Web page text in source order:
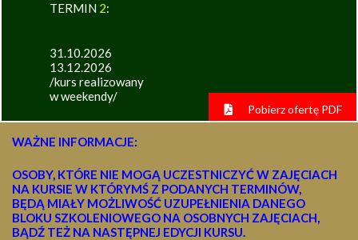
TERMIN 2:
31.10.2026
13.12.2026
/kurs realizowany
w weekendy/
Pobierz ofertę PDF
WAŻNE INFORMACJE:
OSOBY, KTÓRE NIE MOGĄ UCZESTNICZYĆ W ZAJĘCIACH
NA KURSIE W KTÓRYMŚ Z PODANYCH TERMINÓW,
BĘDĄ MIAŁY MOŻLIWOŚĆ UZUPEŁNIENIA DANEGO
BLOKU SZKOLENIOWEGO NA OSOBNYCH ZAJĘCIACH,
BĄDŹ TEŻ NA NASTĘPNEJ EDYCJI KURSU.